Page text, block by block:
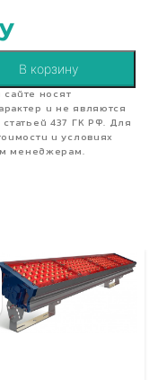
В корзину
носят
и не являются
437 ГК РФ. Для
и условиях
менеджерам.